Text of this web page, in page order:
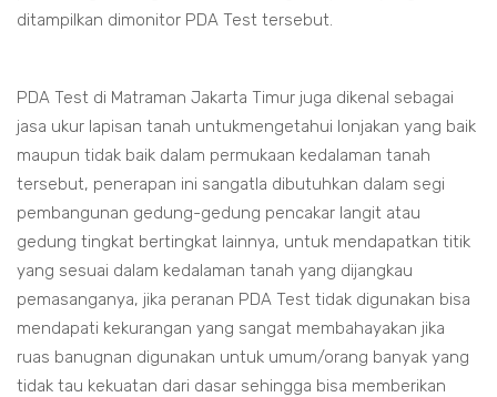
ditampilkan dimonitor PDA Test tersebut.
PDA Test di Matraman Jakarta Timur juga dikenal sebagai
jasa ukur lapisan tanah untukmengetahui lonjakan yang baik
maupun tidak baik dalam permukaan kedalaman tanah
tersebut, penerapan ini sangatla dibutuhkan dalam segi
pembangunan gedung-gedung pencakar langit atau
gedung tingkat bertingkat lainnya, untuk mendapatkan titik
yang sesuai dalam kedalaman tanah yang dijangkau
pemasanganya, jika peranan PDA Test tidak digunakan bisa
mendapati kekurangan yang sangat membahayakan jika
ruas banugnan digunakan untuk umum/orang banyak yang
tidak tau kekuatan dari dasar sehingga bisa memberikan